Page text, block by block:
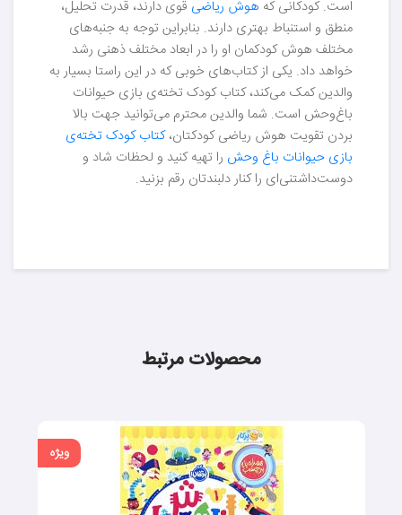
است. کودکانی که هوش ریاضی قوی دارند، قدرت تحلیل،
منطق و استنباط بهتری دارند. بنابراین توجه به جنبه‌های
مختلف هوش کودکمان او را در ابعاد مختلف ذهنی رشد
خواهد داد. یکی از کتاب‌های خوبی که در این راستا بسیار به
والدین کمک می‌کند، کتاب کودک تخته‌ی بازی حیوانات
باغ‌وحش است. شما والدین محترم می‌توانید جهت بالا
بردن تقویت هوش ریاضی کودکتان،کتاب کودک تخته‌ی
بازی حیوانات باغ وحش را تهیه کنید و لحظات شاد و
دوست‌داشتنی‌ای را کنار دلبندتان رقم بزنید.
محصولات مرتبط
ویژه